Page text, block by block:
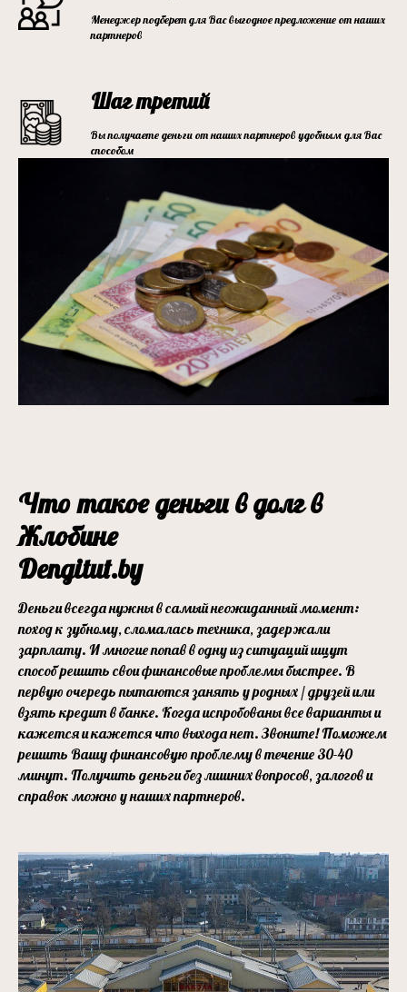
Менеджер подберет для Вас выгодное предложение от наших
партнеров
Шаг третий
Вы получаете деньги от наших партнеров удобным для Вас
способом
Что такое деньги в долг в
Жлобине
Dengitut.by
Деньги всегда нужны в самый неожиданный момент:
поход к зубному, сломалась техника, задержали
зарплату. И многие попав в одну из ситуаций ищут
способ решить свои финансовые проблемы быстрее. В
первую очередь пытаются занять у родных / друзей или
взять кредит в банке. Когда испробованы все варианты и
кажется и кажется что выхода нет. Звоните! Поможем
решить Вашу финансовую проблему в течение 30-40
минут. Получить деньги без лишних вопросов, залогов и
справок можно у наших партнеров.